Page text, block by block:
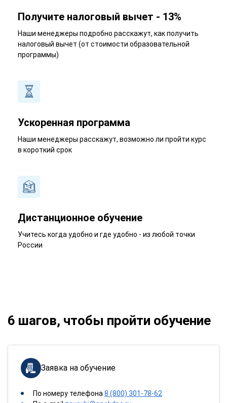
Получите налоговый вычет - 13%
Наши менеджеры подробно расскажут, как получить
налоговый вычет (от стоимости образовательной
программы)
Ускоренная программа
Наши менеджеры расскажут, возможно ли пройти курс
в короткий срок
Дистанционное обучение
Учитесь когда удобно и где удобно - из любой точки
России
6 шагов, чтобы пройти обучение
Заявка на обучение
По номеру телефона 8 (800) 301-78-62